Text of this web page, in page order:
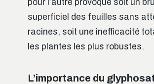
pour l’autre provoque soit un
superficiel des feuilles sans
racines, soit une inefficacité
les plantes les plus robustes.
L’importance du